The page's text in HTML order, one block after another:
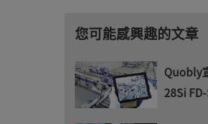
您可能感興趣的文章
Quobly
28Si